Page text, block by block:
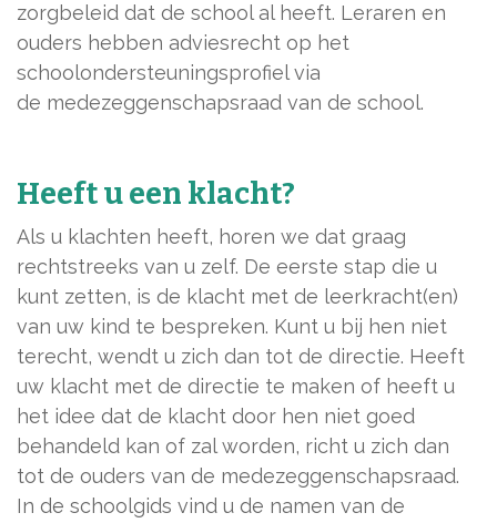
zorgbeleid dat de school al heeft. Leraren en
ouders hebben adviesrecht op het
schoolondersteuningsprofiel via
de medezeggenschapsraad van de school.
Heeft u een klacht?
Als u klachten heeft, horen we dat graag
rechtstreeks van u zelf. De eerste stap die u
kunt zetten, is de klacht met de leerkracht(en)
van uw kind te bespreken. Kunt u bij hen niet
terecht, wendt u zich dan tot de directie. Heeft
uw klacht met de directie te maken of heeft u
het idee dat de klacht door hen niet goed
behandeld kan of zal worden, richt u zich dan
tot de ouders van de medezeggenschapsraad.
In de schoolgids vind u de namen van de